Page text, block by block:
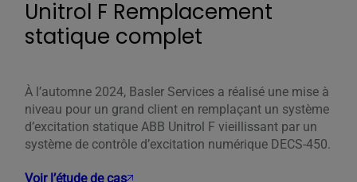
Unitrol F Remplacement
statique complet
À l’automne 2024, Basler Services a réalisé une mise à
niveau pour un grand client en remplaçant un système
d’excitation statique ABB Unitrol F vieillissant par un
système de contrôle d’excitation numérique DECS-450.
Voir l’étude de cas